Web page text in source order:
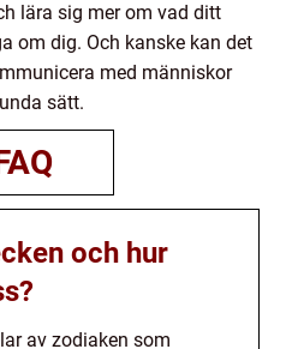
lära sig mer om vad ditt
om dig. Och kanske kan det
med människor
sätt.
och hur
av zodiaken som